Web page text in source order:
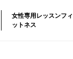
女性専用レッスンフィ
ットネス